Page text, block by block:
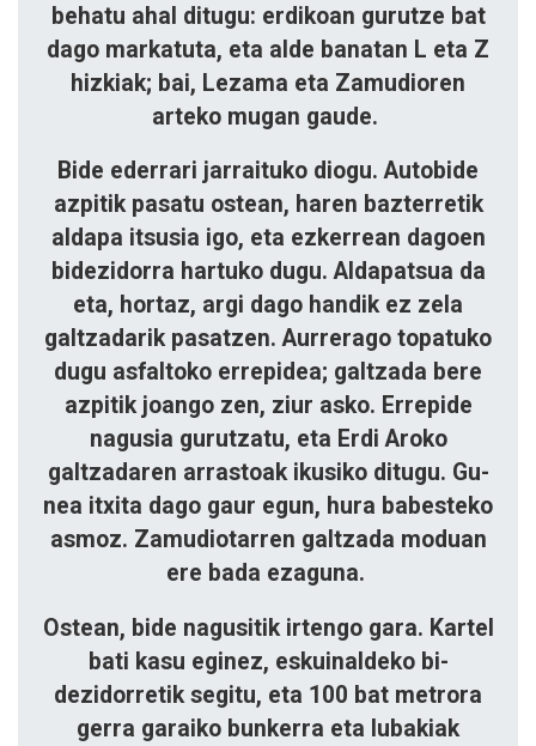
behatu ahal ditugu: erdikoan gurutze bat
dago mar­katuta, eta alde banatan L eta Z
hizkiak; bai, Lezama eta Zamudioren
arteko mugan gaude.
Bide ederrari jarraituko diogu. Autobi­de
azpitik pasatu ostean, haren bazterretik
aldapa itsusia igo, eta ezkerrean dagoen
bidezidorra hartuko dugu. Aldapatsua da
eta, hortaz, argi dago handik ez ze­la
galtzadarik pasatzen. Aurrerago to­pa­tuko
dugu asfaltoko errepidea; gal­tzada bere
azpitik joango zen, ziur asko. Errepide
nagusia gurutzatu, eta Erdi Aro­ko
galtzadaren arrastoak ikusiko ditugu. Gu­
nea itxita dago gaur egun, hura babesteko
asmoz. Zamudiotarren galtzada moduan
ere bada ezaguna.
Ostean, bide nagusitik irtengo gara. Kartel
bati kasu eginez, eskuinaldeko bi­
dezidorretik segitu, eta 100 bat me­trora
gerra garaiko bunkerra eta lu­bakiak